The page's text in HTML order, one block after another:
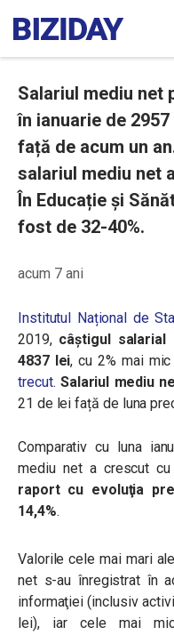
Salariul mediu net
în ianuarie de
față de acum un
salariul mediu net
În Educație și
fost de 32-40%.
acum 7 ani
Institutul Național de
2019, câştigul
4837 lei, cu 2% mai
trecut. Salariul mediu
21 de lei față de luna
Comparativ cu luna
mediu net a crescut cu
raport cu evoluţia
14,4%.
Valorile cele mai mari
net s-au înregistrat în
informaţiei (inclusiv
lei), iar cele mai